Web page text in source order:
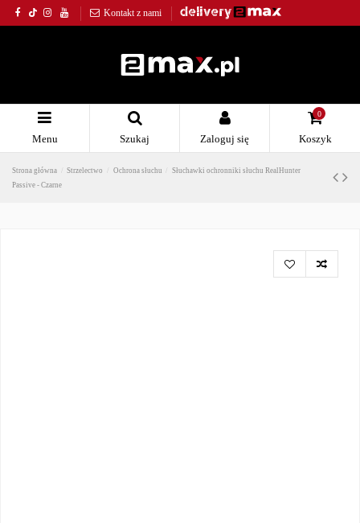
Kontakt z nami
Menu Szukaj Zaloguj się
0
Koszyk
Strona główna Strzelectwo Ochrona słuchu
Słuchawki ochronniki słuchu RealHunter
Passive - Czarne